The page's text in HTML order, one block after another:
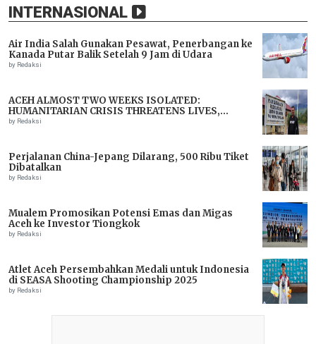
INTERNASIONAL
Air India Salah Gunakan Pesawat, Penerbangan ke
Kanada Putar Balik Setelah 9 Jam di Udara
by Redaksi
ACEH ALMOST TWO WEEKS ISOLATED:
HUMANITARIAN CRISIS THREATENS LIVES,
IMMEDIATE ASSISTANCE URGENTLY NEEDED
by Redaksi
Perjalanan China-Jepang Dilarang, 500 Ribu Tiket
Dibatalkan
by Redaksi
Mualem Promosikan Potensi Emas dan Migas
Aceh ke Investor Tiongkok
by Redaksi
Atlet Aceh Persembahkan Medali untuk Indonesia
di SEASA Shooting Championship 2025
by Redaksi